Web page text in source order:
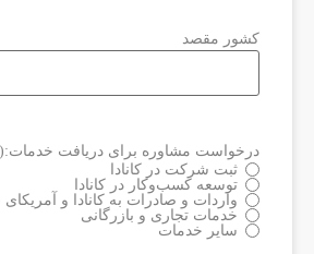
کشور مقصد
درخواست مشاوره برای دریافت خدمات:
ثبت شرکت در کانادا
توسعه کسب‌وکار در کانادا
واردات و صادرات به کانادا و
خدمات تجاری و بازرگانی
سایر خدمات